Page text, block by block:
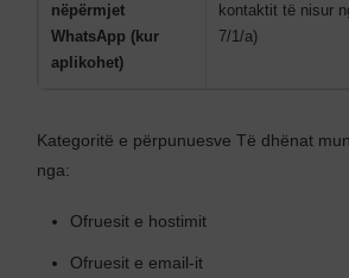
nëpërmjet
WhatsApp (kur
aplikohet)
kontaktit të nisur
7/1/a)
Kategoritë e përpunuesve Të dhënat
nga:
Ofruesit e hostimit
Ofruesit e email-it